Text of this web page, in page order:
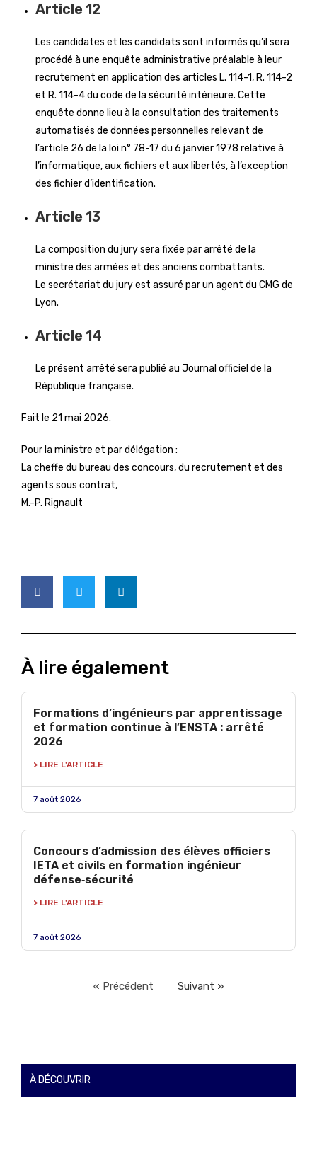
Article 12
Les candidates et les candidats sont informés qu’il sera
procédé à une enquête administrative préalable à leur
recrutement en application des articles L. 114-1, R. 114-2
et R. 114-4 du code de la sécurité intérieure. Cette
enquête donne lieu à la consultation des traitements
automatisés de données personnelles relevant de
l’article 26 de la loi n° 78-17 du 6 janvier 1978 relative à
l’informatique, aux fichiers et aux libertés, à l’exception
des fichier d’identification.
Article 13
La composition du jury sera fixée par arrêté de la
ministre des armées et des anciens combattants.
Le secrétariat du jury est assuré par un agent du CMG de
Lyon.
Article 14
Le présent arrêté sera publié au Journal officiel de la
République française.
Fait le 21 mai 2026.
Pour la ministre et par délégation :
La cheffe du bureau des concours, du recrutement et des
agents sous contrat,
M.-P. Rignault
À lire également
Formations d’ingénieurs par apprentissage
et formation continue à l’ENSTA : arrêté
2026
> LIRE L'ARTICLE
7 août 2026
Concours d’admission des élèves officiers
IETA et civils en formation ingénieur
défense‑sécurité
> LIRE L'ARTICLE
7 août 2026
« Précédent Suivant »
À DÉCOUVRIR